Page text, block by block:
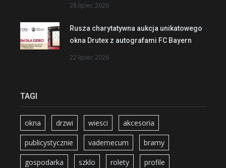
28 lipiec 2026
Rusza charytatywna aukcja unikatowego
okna Drutex z autografami FC Bayern
22 lipiec 2026
TAGI
okna drzwi wiesci akcesoria
publicystycznie vademecum bramy
gospodarka szklo rolety profile